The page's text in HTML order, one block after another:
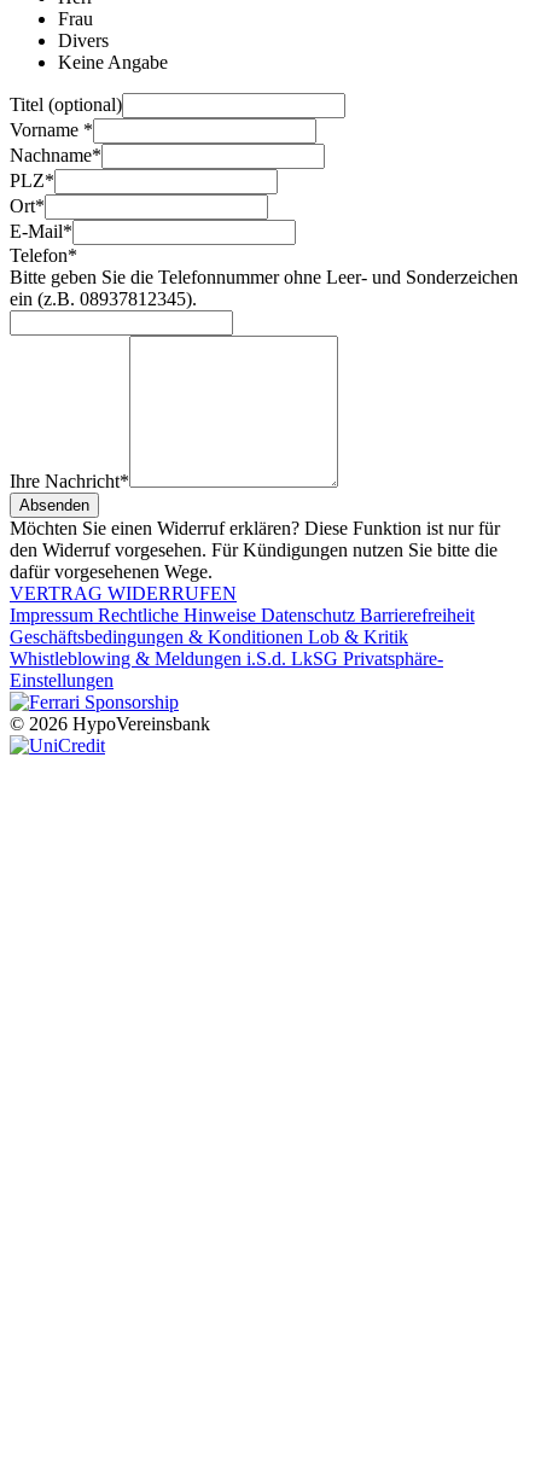
Frau
Divers
Keine Angabe
Titel (optional)
Vorname *
Nachname*
PLZ*
Ort*
E-Mail*
Telefon*
Bitte geben Sie die Telefonnummer ohne Leer- und Sonderzeichen
ein (z.B. 08937812345).
Ihre Nachricht*
Absenden
Möchten Sie einen Widerruf erklären? Diese Funktion ist nur für
den Widerruf vorgesehen. Für Kündigungen nutzen Sie bitte die
dafür vorgesehenen Wege.
VERTRAG WIDERRUFEN
Impressum Rechtliche Hinweise Datenschutz Barrierefreiheit
Geschäftsbedingungen & Konditionen Lob & Kritik
Whistleblowing & Meldungen i.S.d. LkSG Privatsphäre-
Einstellungen
© 2026 HypoVereinsbank